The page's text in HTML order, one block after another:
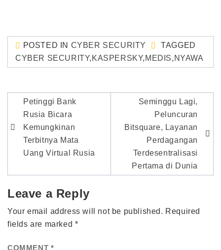
POSTED IN CYBER SECURITY
TAGGED
CYBER SECURITY, KASPERSKY, MEDIS, NYAWA
Post
navigation
Petinggi Bank
Rusia Bicara
Kemungkinan
Terbitnya Mata
Uang Virtual Rusia
Seminggu Lagi,
Peluncuran
Bitsquare, Layanan
Perdagangan
Terdesentralisasi
Pertama di Dunia
Leave a Reply
Your email address will not be published. Required
fields are marked *
COMMENT *